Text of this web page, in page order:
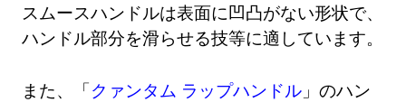
スムースハンドルは表面に凹凸がない形状で、
ハンドル部分を滑らせる技等に適しています。
また、「クァンタム ラップハンドル 」のハン